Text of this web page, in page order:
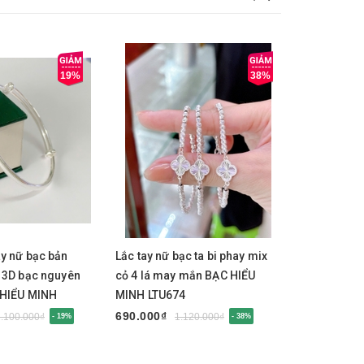
19%
nữ bạc bản
bạc nguyên
MINH
- 19%
38%
Lắc tay nữ bạc ta bi phay mix
cỏ 4 lá may mắn BẠC HIỂU
MINH LTU674
690.000₫
1.120.000₫ - 38%
Mua ngay